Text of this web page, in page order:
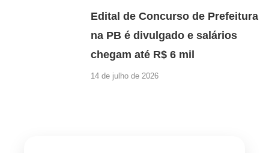
Edital de Concurso de Prefeitura
na PB é divulgado e salários
chegam até R$ 6 mil
14 de julho de 2026